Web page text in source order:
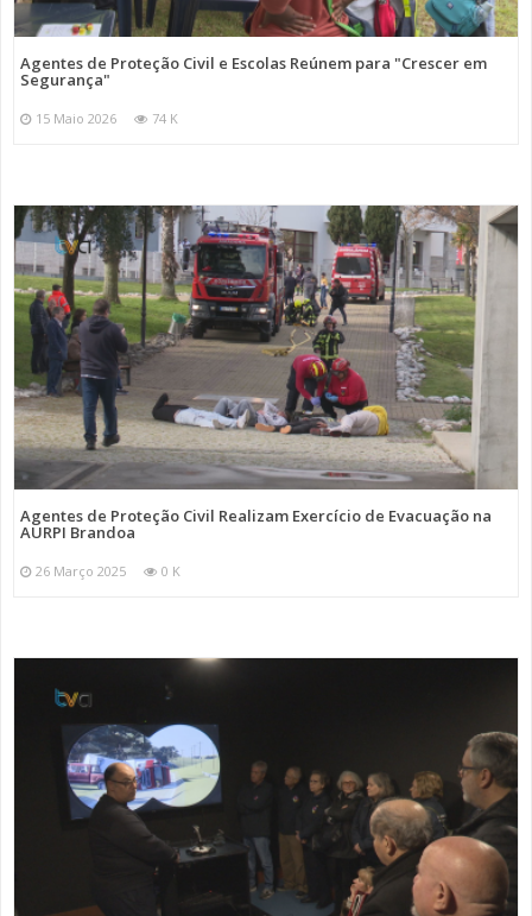
Agentes de Proteção Civil e Escolas Reúnem para "Crescer em
Segurança"
15 Maio 2026 74 K
Agentes de Proteção Civil Realizam Exercício de Evacuação na
AURPI Brandoa
26 Março 2025 0 K